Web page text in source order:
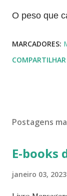
O peso que
MARCADORES:
COMPARTILHAR
Postagens
E-books
janeiro 03, 2023